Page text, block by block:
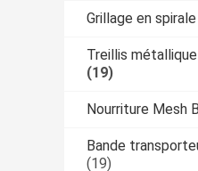
Grillage en spirale
Treillis
(19)
Nourriture Mesh
Bande
(19)